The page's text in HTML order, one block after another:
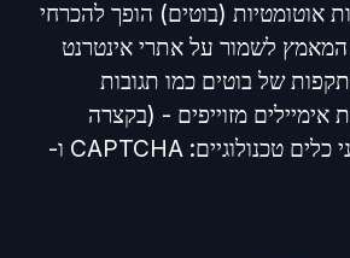
אוטומטיות (בוטים) הופך להכרחי
המאמץ לשמור על אתרי אינטרנט
של בוטים כמו תגובות
אימיילים מזוייפים - (בקצרה
ספאם), ניצבים שני כלים טכנולוגיים: CAPTCHA ו-